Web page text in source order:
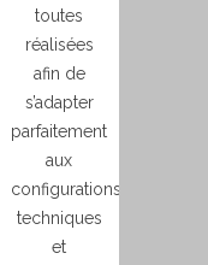
toutes
réalisées
afin de
s’adapter
parfaitement
aux
configurations
techniques
et